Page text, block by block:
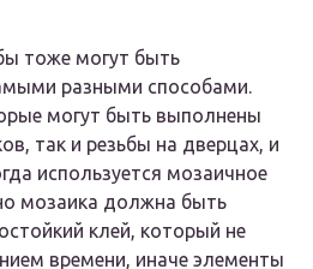
тоже могут быть
разными способами.
могут быть выполнены
так и резьбы на дверцах, и
используется мозаичное
мозаика должна быть
клей, который не
времени, иначе элементы